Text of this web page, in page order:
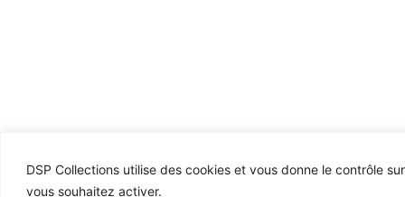
DSP Collections utilise des cookies et vous donne le contrôle
vous souhaitez activer.